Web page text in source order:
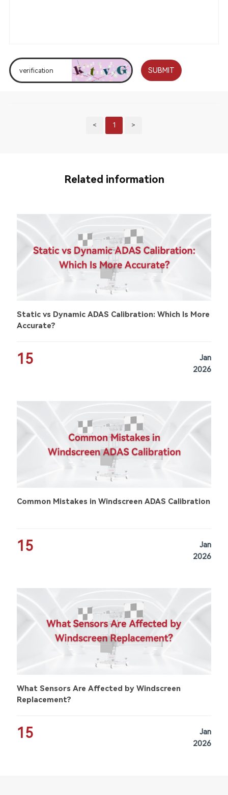
SUBMIT
< 1 >
Related information
Static vs Dynamic ADAS Calibration: Which Is More
Accurate?
15
Jan
2026
Common Mistakes in Windscreen ADAS Calibration
15
Jan
2026
What Sensors Are Affected by Windscreen
Replacement?
15
Jan
2026